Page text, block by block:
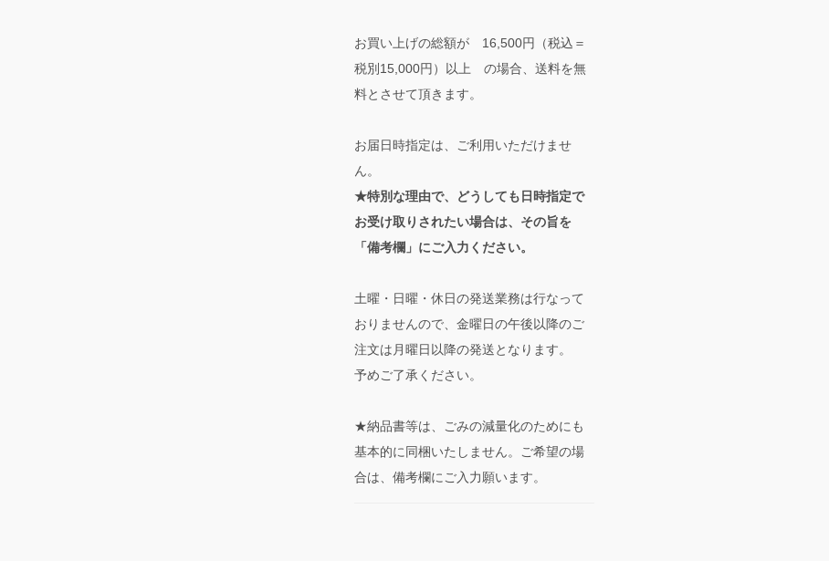
お買い上げの総額が 16,500円（税込＝
税別15,000円）以上 の場合、送料を無
料とさせて頂きます。
お届日時指定は、ご利用いただけませ
ん。
★特別な理由で、どうしても日時指定で
お受け取りされたい場合は、その旨を
「備考欄」にご入力ください。
土曜・日曜・休日の発送業務は行なって
おりませんので、金曜日の午後以降のご
注文は月曜日以降の発送となります。
予めご了承ください。
★納品書等は、ごみの減量化のためにも
基本的に同梱いたしません。ご希望の場
合は、備考欄にご入力願います。